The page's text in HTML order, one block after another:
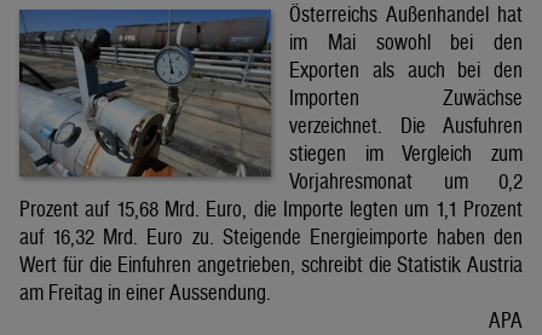
Österreichs Außenhandel hat
im Mai sowohl bei den
Exporten als auch bei den
Importen Zuwächse
verzeichnet. Die Ausfuhren
stiegen im Vergleich zum
Vorjahresmonat um 0,2
Prozent auf 15,68 Mrd. Euro, die Importe legten um 1,1 Prozent
auf 16,32 Mrd. Euro zu. Steigende Energieimporte haben den
Wert für die Einfuhren angetrieben, schreibt die Statistik Austria
am Freitag in einer Aussendung.
APA